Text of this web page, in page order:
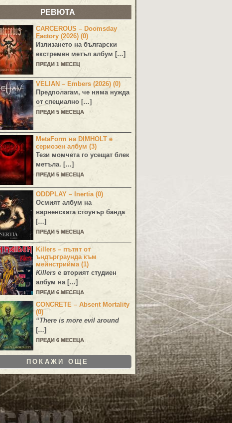
РЕВЮТА
CARCEROUS – Doomsday
Factory (2026) (0)
Излизането на български
екстремен метъл албум […]
ПРЕДИ 1 МЕСЕЦ
VELIAN – Embers (2026) (0)
Предполагам, че няма нужда
от специално […]
ПРЕДИ 5 МЕСЕЦА
MetaForm на DIMHOLT е
сериозен албум (3)
Тези момчета го усещат блек
метъла. […]
ПРЕДИ 5 МЕСЕЦА
ODDPLAY – Inertia (0)
Осмият албум на
варненската стоунър банда
[…]
ПРЕДИ 5 МЕСЕЦА
Killers – пътят от
ъндърграунда към
мейнстрийма (1)
Killers е вторият студиен
албум на […]
ПРЕДИ 6 МЕСЕЦА
CONCRETE – Absent Mortality
(0)
“There is more evil around
[…]
ПРЕДИ 6 МЕСЕЦА
ПОКАЖИ ОЩЕ